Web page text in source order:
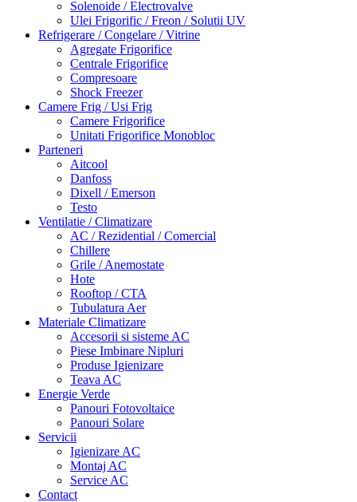
Solenoide / Electrovalve
Ulei Frigorific / Freon / Solutii UV
Refrigerare / Congelare / Vitrine
Agregate Frigorifice
Centrale Frigorifice
Compresoare
Shock Freezer
Camere Frig / Usi Frig
Camere Frigorifice
Unitati Frigorifice Monobloc
Parteneri
Aitcool
Danfoss
Dixell / Emerson
Testo
Ventilatie / Climatizare
AC / Rezidential / Comercial
Chillere
Grile / Anemostate
Hote
Rooftop / CTA
Tubulatura Aer
Materiale Climatizare
Accesorii si sisteme AC
Piese Imbinare Nipluri
Produse Igienizare
Teava AC
Energie Verde
Panouri Fotovoltaice
Panouri Solare
Servicii
Igienizare AC
Montaj AC
Service AC
Contact